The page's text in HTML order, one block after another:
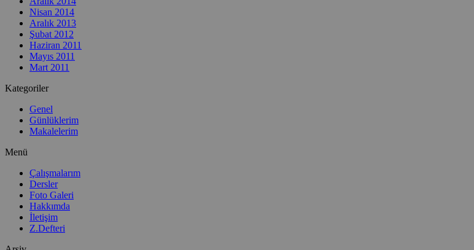
Nisan 2014
Aralık 2013
Şubat 2012
Haziran 2011
Mayıs 2011
Mart 2011
Kategoriler
Genel
Günlüklerim
Makalelerim
Menü
Çalışmalarım
Dersler
Foto Galeri
Hakkımda
İletişim
Z.Defteri